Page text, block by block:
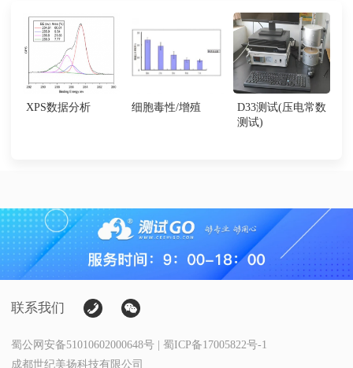
XPS数据分析 细胞毒性/增殖
D33测试(压电常数
测试)
联系我们
蜀公网安备51010602000648号 | 蜀ICP备17005822号-1
成都世纪美扬科技有限公司